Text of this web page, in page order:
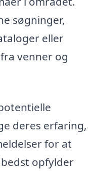
søgninger,
eller
venner og
deres erfaring,
for at
opfylder